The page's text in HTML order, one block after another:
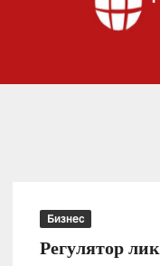
Бизнес
Регулятор